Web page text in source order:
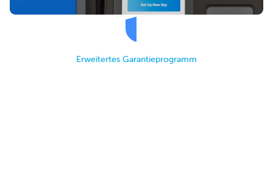
Erweitertes Garantieprogramm